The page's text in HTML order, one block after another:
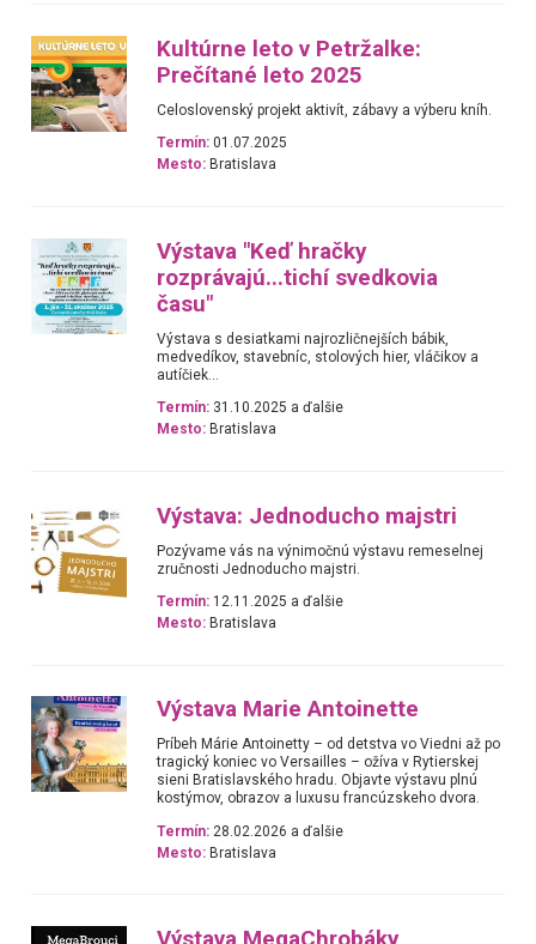
Kultúrne leto v Petržalke:
Prečítané leto 2025
Celoslovenský projekt aktivít, zábavy a výberu kníh.
Termín: 01.07.2025
Mesto: Bratislava
Výstava "Keď hračky
rozprávajú...tichí svedkovia
času"
Výstava s desiatkami najrozličnejších bábik,
medvedíkov, stavebníc, stolových hier, vláčikov a
autíčiek...
Termín: 31.10.2025 a ďalšie
Mesto: Bratislava
Výstava: Jednoducho majstri
Pozývame vás na výnimočnú výstavu remeselnej
zručnosti Jednoducho majstri.
Termín: 12.11.2025 a ďalšie
Mesto: Bratislava
Výstava Marie Antoinette
Príbeh Márie Antoinetty – od detstva vo Viedni až po
tragický koniec vo Versailles – ožíva v Rytierskej
sieni Bratislavského hradu. Objavte výstavu plnú
kostýmov, obrazov a luxusu francúzskeho dvora.
Termín: 28.02.2026 a ďalšie
Mesto: Bratislava